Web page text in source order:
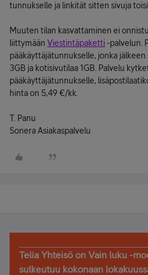
tunnukselle ja linkität sitten sivuja
Muuten tilan kasvattaminen ei
liittymään Viestintäpaketti-palvelun.
pääkäyttäjätunnukselle, jonka
3GB ja kotisivutilaa 1GB. Palvelu
pääkäyttäjätunnukselle,
hinta on 5,49 €/kk.
T. Panu
Sonera Asiakaspalvelu
Telia Yhteisö on Vain luku -
sulkeutuu kokonaan